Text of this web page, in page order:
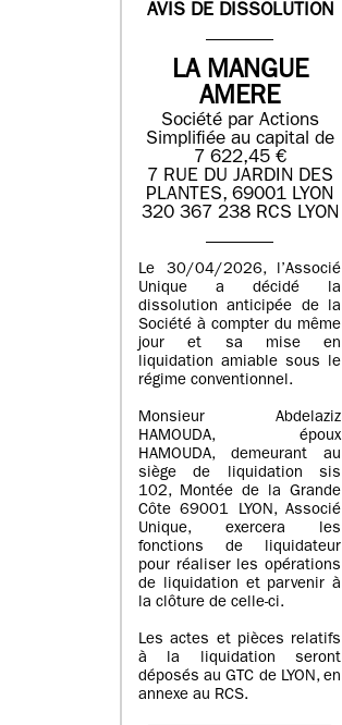
AVIS DE DISSOLUTION
LA MANGUE
AMERE
Société par Actions
Simplifiée au capital de
7 622,45 €
7 RUE DU JARDIN DES
PLANTES, 69001 LYON
320 367 238 RCS LYON
Le 30/04/2026, l’Associé
Unique a décidé la
dissolution anticipée de la
Société à compter du même
jour et sa mise en
liquidation amiable sous le
régime conventionnel.
Monsieur Abdelaziz
HAMOUDA, époux
HAMOUDA, demeurant au
siège de liquidation sis
102, Montée de la Grande
Côte 69001 LYON, Associé
Unique, exercera les
fonctions de liquidateur
pour réaliser les opérations
de liquidation et parvenir à
la clôture de celle-ci.
Les actes et pièces relatifs
à la liquidation seront
déposés au GTC de LYON, en
annexe au RCS.